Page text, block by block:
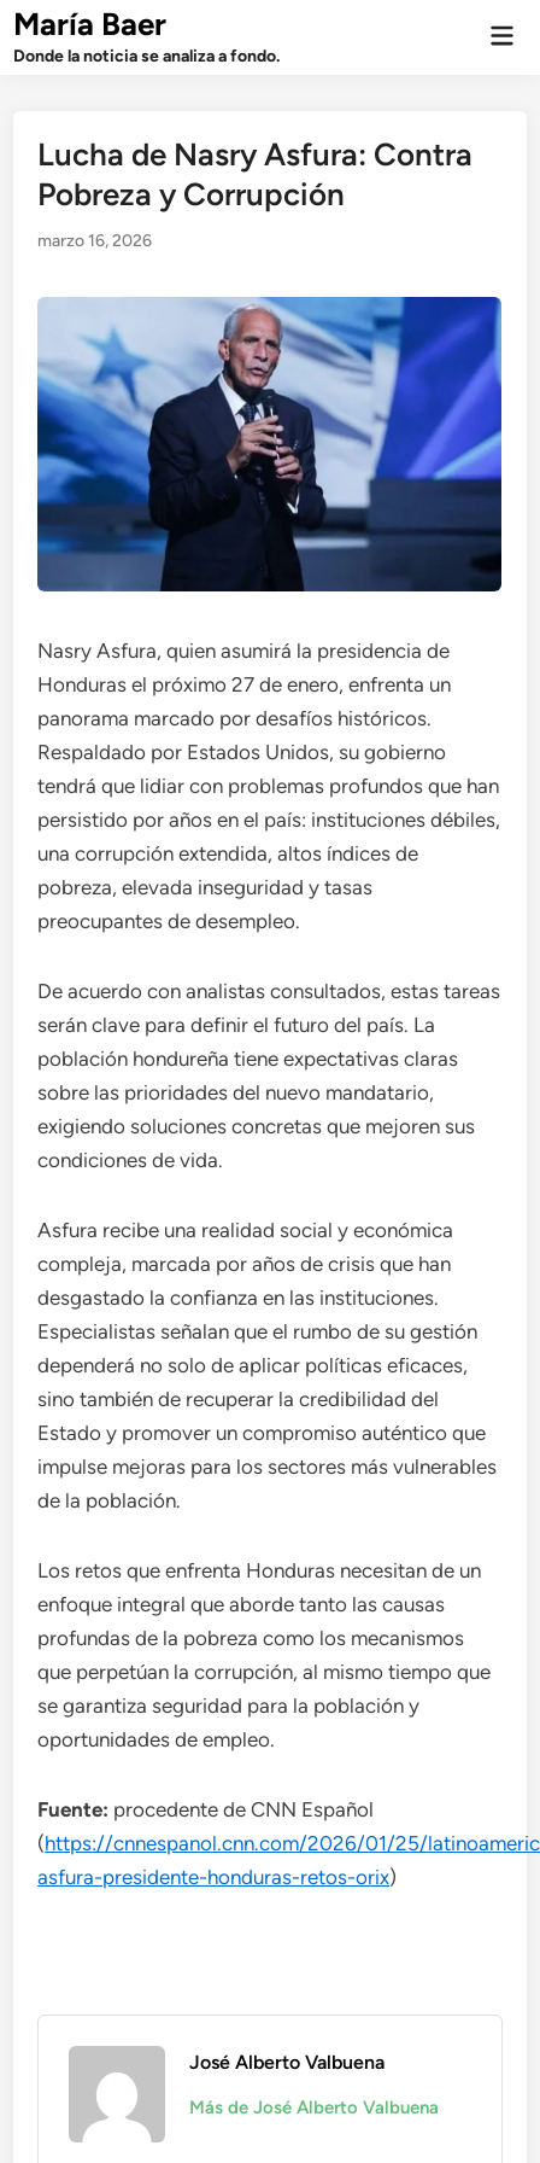
Saltar
contenido
María Baer
Donde la noticia se analiza a fondo.
Lucha de Nasry Asfura: Contra
Pobreza y Corrupción
marzo 16, 2026
Nasry Asfura, quien asumirá la presidencia de
Honduras el próximo 27 de enero, enfrenta un
panorama marcado por desafíos históricos.
Respaldado por Estados Unidos, su gobierno
tendrá que lidiar con problemas profundos que han
persistido por años en el país: instituciones débiles,
una corrupción extendida, altos índices de
pobreza, elevada inseguridad y tasas
preocupantes de desempleo.
De acuerdo con analistas consultados, estas tareas
serán clave para definir el futuro del país. La
población hondureña tiene expectativas claras
sobre las prioridades del nuevo mandatario,
exigiendo soluciones concretas que mejoren sus
condiciones de vida.
Asfura recibe una realidad social y económica
compleja, marcada por años de crisis que han
desgastado la confianza en las instituciones.
Especialistas señalan que el rumbo de su gestión
dependerá no solo de aplicar políticas eficaces,
sino también de recuperar la credibilidad del
Estado y promover un compromiso auténtico que
impulse mejoras para los sectores más vulnerables
de la población.
Los retos que enfrenta Honduras necesitan de un
enfoque integral que aborde tanto las causas
profundas de la pobreza como los mecanismos
que perpetúan la corrupción, al mismo tiempo que
se garantiza seguridad para la población y
oportunidades de empleo.
Fuente: procedente de CNN Español
(https://cnnespanol.cnn.com/2026/01/25/
asfura-presidente-honduras-retos-orix)
José Alberto Valbuena
Más de José Alberto Valbuena